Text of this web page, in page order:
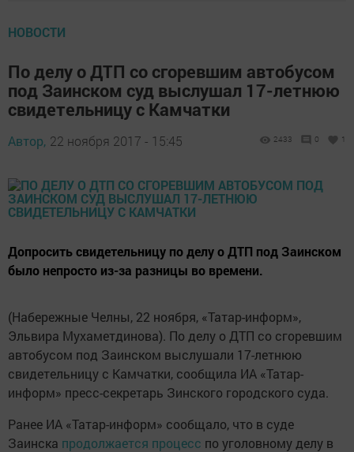
НОВОСТИ
По делу о ДТП со сгоревшим автобусом
под Заинском суд выслушал 17-летнюю
свидетельницу с Камчатки
Автор, 22 ноября 2017 - 15:45 2433 0 1
Допросить свидетельницу по делу о ДТП под Заинском
было непросто из-за разницы во времени.
(Набережные Челны, 22 ноября, «Татар-информ»,
Эльвира Мухаметдинова). По делу о ДТП со сгоревшим
автобусом под Заинском выслушали 17-летнюю
свидетельницу с Камчатки, сообщила ИА «Татар-
информ» пресс-секретарь Зинского городского суда.
Ранее ИА «Татар-информ» сообщало, что в суде
Заинска продолжается процесс по уголовному делу в